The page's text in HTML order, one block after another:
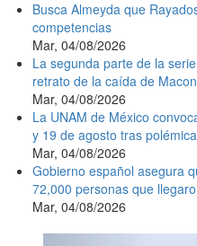
Busca Almeyda que
competencias
Mar, 04/08/2026
La segunda parte de la
retrato de la caída de
Mar, 04/08/2026
La UNAM de México
y 19 de agosto tras polémica
Mar, 04/08/2026
Gobierno español asegura
72,000 personas que
Mar, 04/08/2026